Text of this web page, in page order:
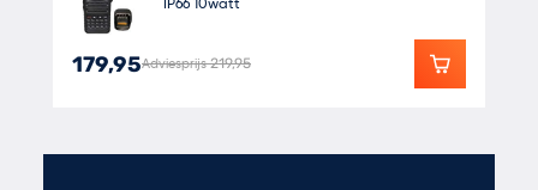
179,95Adviesprijs 219,95